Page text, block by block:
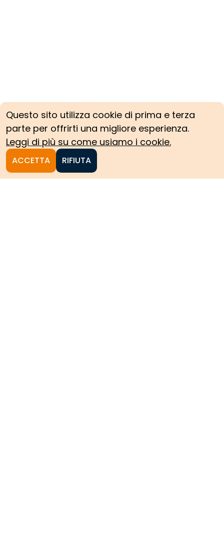
Questo sito utilizza cookie di prima e terza
parte per offrirti una migliore esperienza.
Leggi di più su come usiamo i cookie.
ACCETTA RIFIUTA